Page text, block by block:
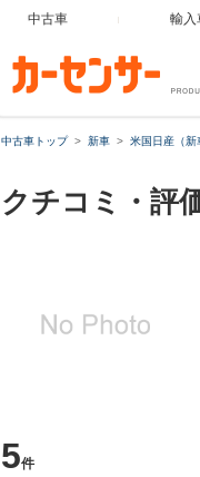
中古車 輸入
中古車トップ 新車 米国日産（新
クチコミ・評
5件